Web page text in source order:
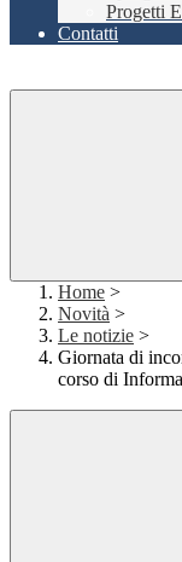
Progetti
Contatti
Home >
Novità >
Le notizie >
Giornata di
corso di